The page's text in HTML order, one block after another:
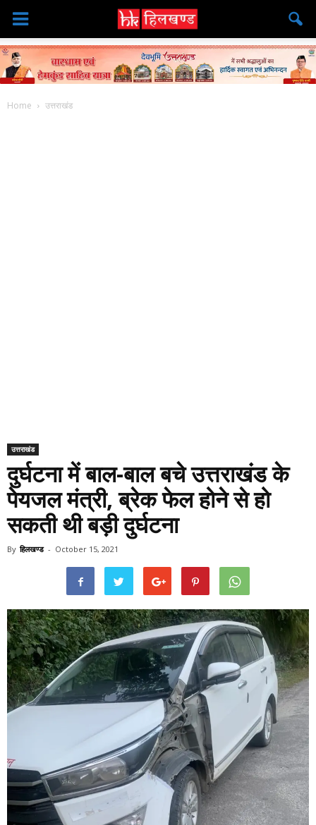
Home उत्तराखंड
उत्तराखंड
दुर्घटना में बाल-बाल बचे उत्तराखंड के
पेयजल मंत्री, ब्रेक फेल होने से हो
सकती थी बड़ी दुर्घटना
By हिलखण्ड - October 15, 2021